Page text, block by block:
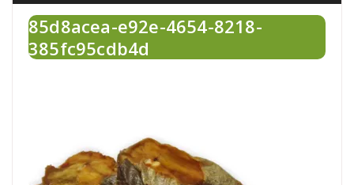
85d8acea-e92e-4654-8218-
385fc95cdb4d